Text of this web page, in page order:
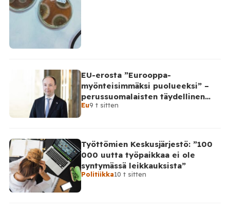
EU-erosta ”Eurooppa-
myönteisimmäksi puolueeksi” –
perussuomalaisten täydellinen
takinkääntö
Eu9 t sitten
Työttömien Keskusjärjestö: ”100
000 uutta työpaikkaa ei ole
syntymässä leikkauksista”
Politiikka10 t sitten